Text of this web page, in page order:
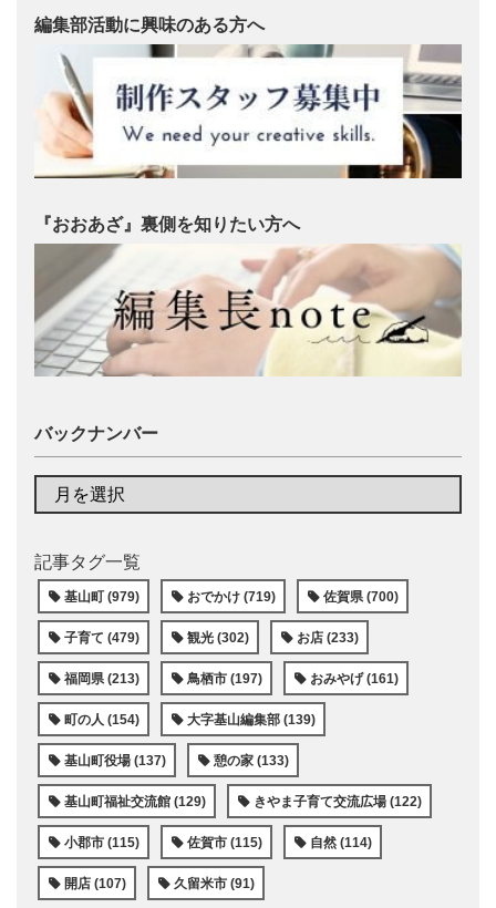
編集部活動に興味のある方へ
『おおあざ』裏側を知りたい方へ
バックナンバー
記事タグ一覧
基山町 (979) おでかけ (719) 佐賀県 (700)
子育て (479) 観光 (302) お店 (233)
福岡県 (213) 鳥栖市 (197) おみやげ (161)
町の人 (154) 大字基山編集部 (139)
基山町役場 (137) 憩の家 (133)
基山町福祉交流館 (129) きやま子育て交流広場 (122)
小郡市 (115) 佐賀市 (115) 自然 (114)
開店 (107) 久留米市 (91)